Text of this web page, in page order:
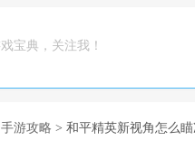
宝典，关注我！
手游攻略 > 和平精英新视角怎么